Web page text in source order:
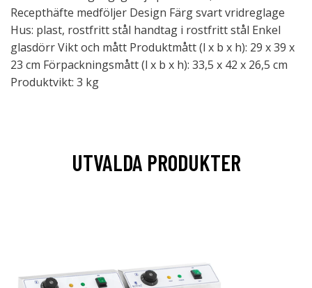
Recepthäfte medföljer Design Färg svart vridreglage
Hus: plast, rostfritt stål handtag i rostfritt stål Enkel
glasdörr Vikt och mått Produktmått (l x b x h): 29 x 39 x
23 cm Förpackningsmått (l x b x h): 33,5 x 42 x 26,5 cm
Produktvikt: 3 kg
UTVALDA PRODUKTER